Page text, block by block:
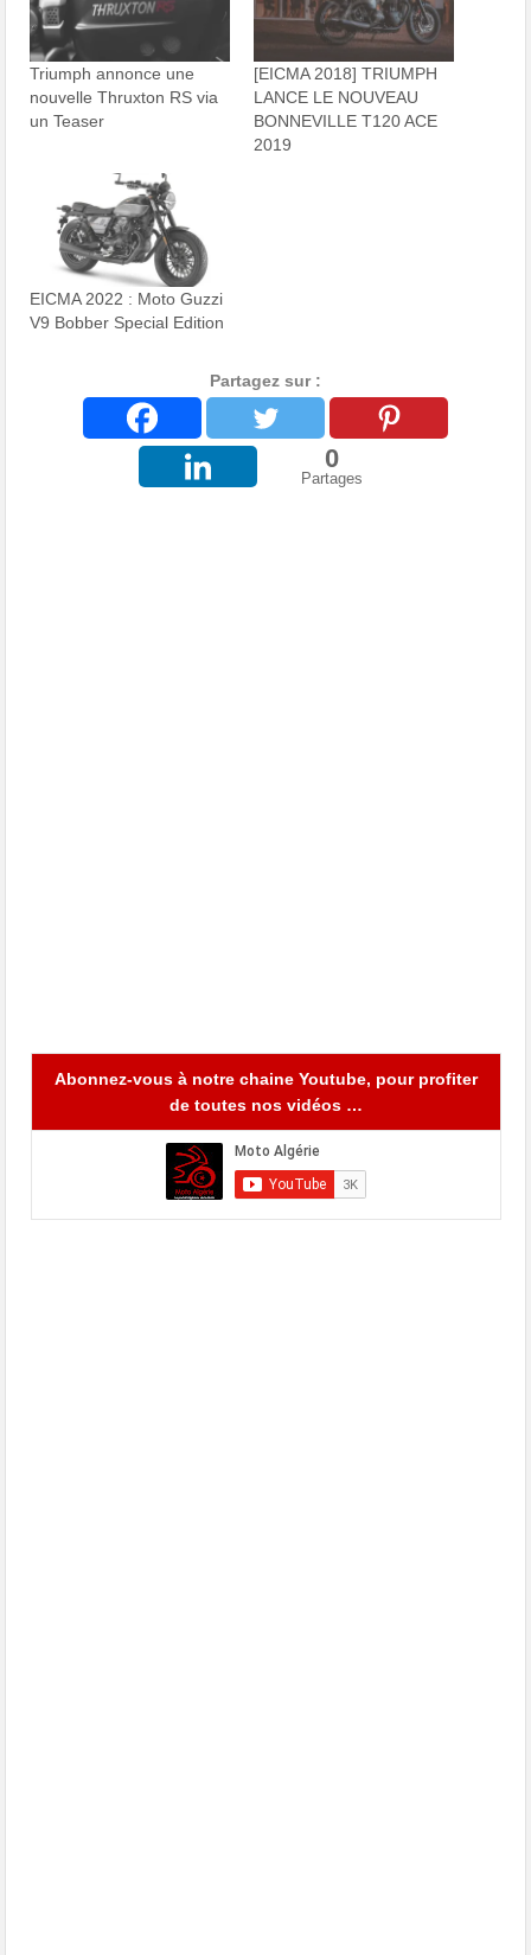
Triumph annonce une
nouvelle Thruxton RS via
un Teaser
[EICMA 2018] TRIUMPH
LANCE LE NOUVEAU
BONNEVILLE T120 ACE
2019
EICMA 2022 : Moto Guzzi
V9 Bobber Special Edition
Partagez sur :
0
Partages
Abonnez-vous à notre chaine Youtube, pour profiter
de toutes nos vidéos …